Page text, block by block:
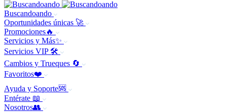
Buscandoando
Oportunidades únicas 🚀
Promociones🔥
Servicios y Más✨
Servicios VIP 🛠️
Cambios y Trueques 🔄
Favoritos❤️
Ayuda y Soporte🆘
Entérate 📖
Nosotros👥